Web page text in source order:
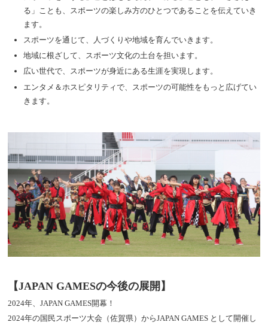
る」ことも、スポーツの楽しみ方のひとつであることを伝えていき
ます。
スポーツを通じて、人づくりや地域を育んでいきます。
地域に根ざして、スポーツ文化の土台を担います。
広い世代で、スポーツが身近にある生涯を実現します。
エンタメ＆ホスピタリティで、スポーツの可能性をもっと広げてい
きます。
【JAPAN GAMESの今後の展開】
2024年、JAPAN GAMES開幕！
2024年の国民スポーツ大会（佐賀県）からJAPAN GAMES として開催し